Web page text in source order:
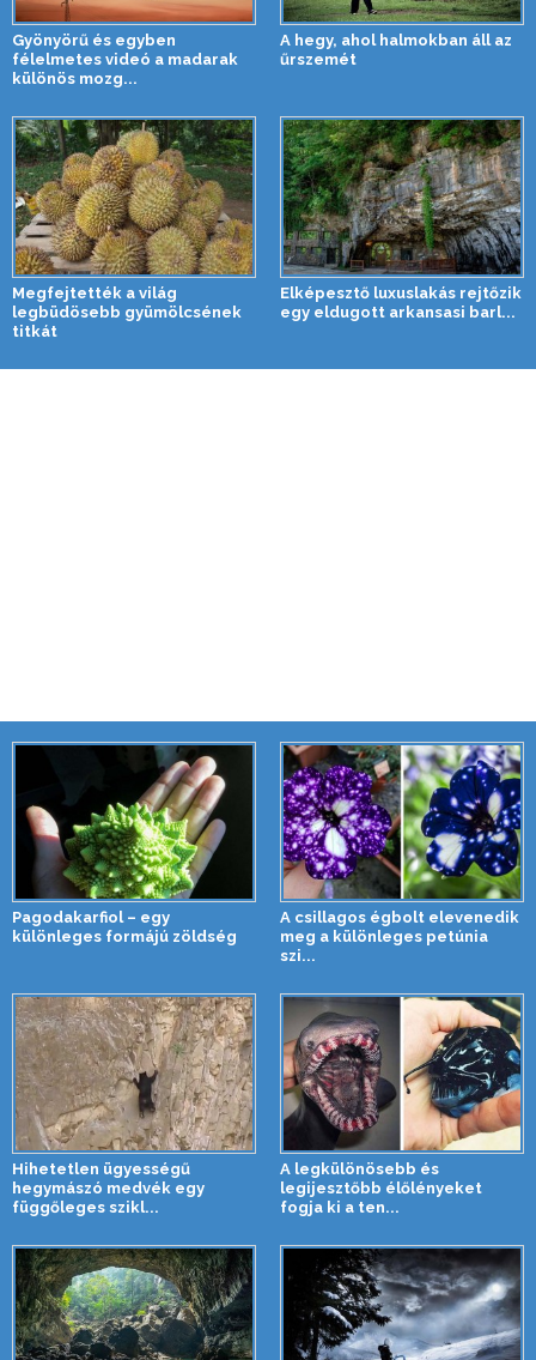
Gyönyörű és egyben
félelmetes videó a madarak
különös mozg...
A hegy, ahol halmokban áll az
űrszemét
Megfejtették a világ
legbüdösebb gyümölcsének
titkát
Elképesztő luxuslakás rejtőzik
egy eldugott arkansasi barl...
Pagodakarfiol – egy
különleges formájú zöldség
A csillagos égbolt elevenedik
meg a különleges petúnia
szi...
Hihetetlen ügyességű
hegymászó medvék egy
függőleges szikl...
A legkülönösebb és
legijesztőbb élőlényeket
fogja ki a ten...